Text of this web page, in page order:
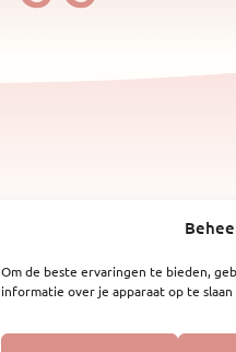
Om de beste ervaringen te bieden,
informatie over je apparaat op te